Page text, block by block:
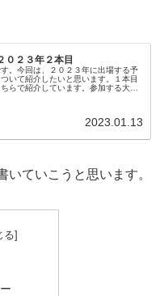
２３年２本目
。今回は、２０２３年に出場する予
いて紹介したいと思います。１本目
らで紹介しています。参加する大会
2023.01.13
ていこうと思います。